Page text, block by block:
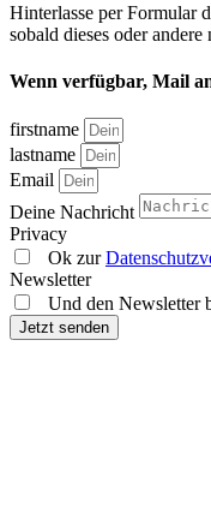
Hinterlasse per Formular
sobald dieses oder
Wenn verfügbar, Mail
firstname
lastname
Email
Deine Nachricht
Privacy
Ok zur
Newsletter
Und den Newsletter
Jetzt senden